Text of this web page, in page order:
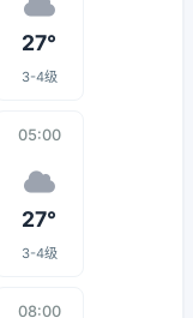
27°
3-4级
05:00
27°
3-4级
08:00